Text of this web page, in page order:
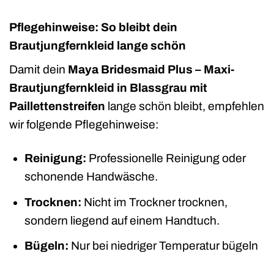
Pflegehinweise: So bleibt dein
Brautjungfernkleid lange schön
Damit dein Maya Bridesmaid Plus – Maxi-
Brautjungfernkleid in Blassgrau mit
Paillettenstreifen lange schön bleibt, empfehlen
wir folgende Pflegehinweise:
Reinigung: Professionelle Reinigung oder
schonende Handwäsche.
Trocknen: Nicht im Trockner trocknen,
sondern liegend auf einem Handtuch.
Bügeln: Nur bei niedriger Temperatur bügeln